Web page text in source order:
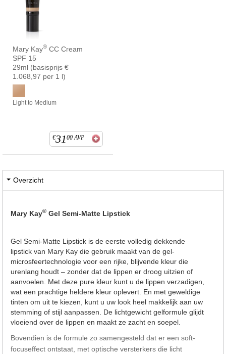
Mary Kay® CC Cream
SPF 15
29ml (basisprijs €
1.068,97 per 1 l)
Light to Medium
€31 00 AVP
Overzicht
Mary Kay® Gel Semi-Matte Lipstick
Gel Semi-Matte Lipstick is de eerste volledig dekkende
lipstick van Mary Kay die gebruik maakt van de gel-
microsfeertechnologie voor een rijke, blijvende kleur die
urenlang houdt – zonder dat de lippen er droog uitzien of
aanvoelen. Met deze pure kleur kunt u de lippen verzadigen,
wat een prachtige heldere kleur oplevert. En met geweldige
tinten om uit te kiezen, kunt u uw look heel makkelijk aan uw
stemming of stijl aanpassen. De lichtgewicht gelformule glijdt
vloeiend over de lippen en maakt ze zacht en soepel.
Bovendien is de formule zo samengesteld dat er een soft-
focuseffect ontstaat, met optische versterkers die licht